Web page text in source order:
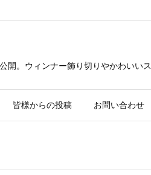
。ウィンナー飾り切りやかわいい
皆様からの投稿 お問い合わせ